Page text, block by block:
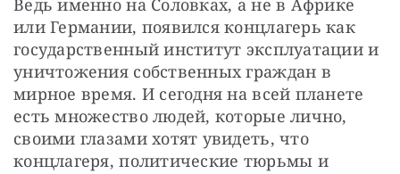
или Германии, появился концлагерь как
государственный институт эксплуатации и
уничтожения собственных граждан в
мирное время. И сегодня на всей планете
есть множество людей, которые лично,
своими глазами хотят увидеть, что
концлагеря, политические тюрьмы и